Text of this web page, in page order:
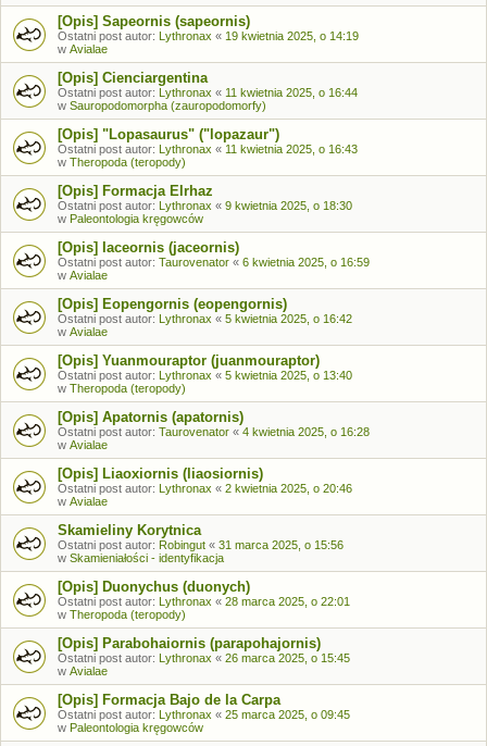
[Opis] Sapeornis (sapeornis)
Ostatni post autor: Lythronax « 19 kwietnia 2025, o 14:19
w Avialae
[Opis] Cienciargentina
Ostatni post autor: Lythronax « 11 kwietnia 2025, o 16:44
w Sauropodomorpha (zauropodomorfy)
[Opis] "Lopasaurus" ("lopazaur")
Ostatni post autor: Lythronax « 11 kwietnia 2025, o 16:43
w Theropoda (teropody)
[Opis] Formacja Elrhaz
Ostatni post autor: Lythronax « 9 kwietnia 2025, o 18:30
w Paleontologia kręgowców
[Opis] Iaceornis (jaceornis)
Ostatni post autor: Taurovenator « 6 kwietnia 2025, o 16:59
w Avialae
[Opis] Eopengornis (eopengornis)
Ostatni post autor: Lythronax « 5 kwietnia 2025, o 16:42
w Avialae
[Opis] Yuanmouraptor (juanmouraptor)
Ostatni post autor: Lythronax « 5 kwietnia 2025, o 13:40
w Theropoda (teropody)
[Opis] Apatornis (apatornis)
Ostatni post autor: Taurovenator « 4 kwietnia 2025, o 16:28
w Avialae
[Opis] Liaoxiornis (liaosiornis)
Ostatni post autor: Lythronax « 2 kwietnia 2025, o 20:46
w Avialae
Skamieliny Korytnica
Ostatni post autor: Robingut « 31 marca 2025, o 15:56
w Skamieniałości - identyfikacja
[Opis] Duonychus (duonych)
Ostatni post autor: Lythronax « 28 marca 2025, o 22:01
w Theropoda (teropody)
[Opis] Parabohaiornis (parapohajornis)
Ostatni post autor: Lythronax « 26 marca 2025, o 15:45
w Avialae
[Opis] Formacja Bajo de la Carpa
Ostatni post autor: Lythronax « 25 marca 2025, o 09:45
w Paleontologia kręgowców